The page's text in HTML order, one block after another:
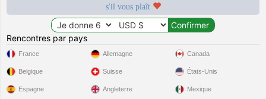
s'il vous plaît
Rencontres par pays
France
Belgique
Espagne
Allemagne
Suisse
Angleterre
Canada
États-Unis
Mexique